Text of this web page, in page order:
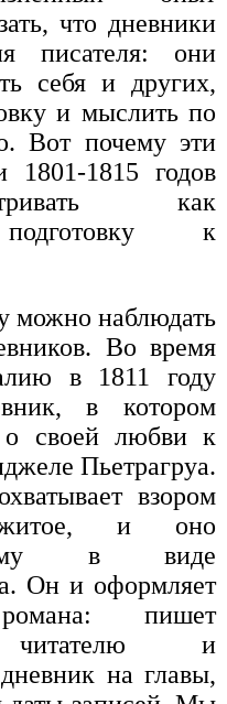
что дневники
писателя: они
себя и других,
и мыслить по
Вот почему эти
1801-1815 годов
как
подготовку к
можно наблюдать
Во время
в 1811 году
в котором
о своей любви к
Пьетрагруа.
взором
и оно
ему в виде
Он и оформляет
пишет
читателю и
на главы,